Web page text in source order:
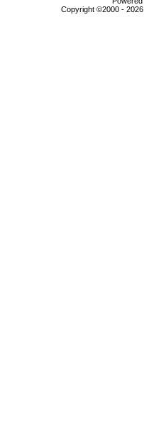
Copyright ©2000 -